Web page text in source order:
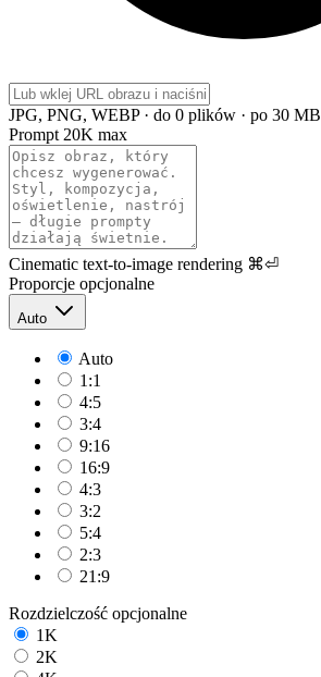
JPG, PNG, WEBP · do 0 plików · po 30 MB
Prompt 20K max
Cinematic text-to-image rendering ⌘⏎
Proporcje opcjonalne
Auto
Auto
1:1
4:5
3:4
9:16
16:9
4:3
3:2
5:4
2:3
21:9
Rozdzielczość opcjonalne
1K
2K